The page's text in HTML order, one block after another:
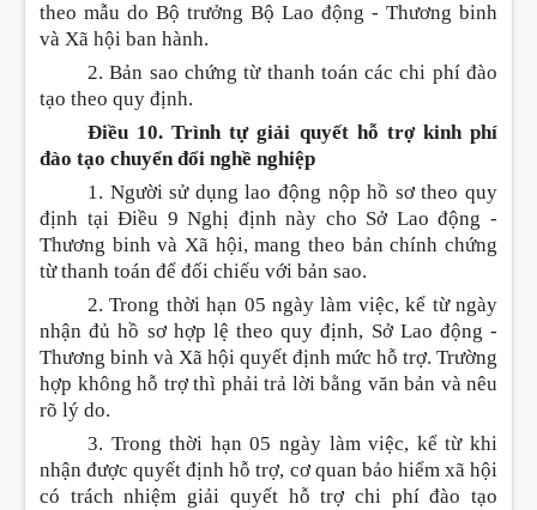
theo mẫu do Bộ trưởng Bộ Lao động - Thương binh
và Xã hội ban hành.
2. Bản sao chứng từ thanh toán các chi phí đào
tạo theo quy định.
Điều 10. Trình tự giải quyết hỗ trợ kinh phí
đào tạo chuyển đổi nghề nghiệp
1. Người sử dụng lao động nộp hồ sơ theo quy
định tạiĐiều 9 Nghị định này cho SởLao động -
Thương binh và Xã hội, mang theo bản chính chứng
từ thanh toán để đối chiếu với bản sao.
2. Trong thời hạn 05 ngày làm việc, kể từ ngày
nhận đủ hồ sơ hợp lệ theo quy định, Sở Lao động -
Thương binh và Xã hội quyết định mức hỗ trợ. Trường
hợp không hỗ trợ thì phải trả lời bằng văn bản và nêu
rõ lý do.
3. Trong thời hạn 05 ngày làm việc, kể từ khi
nhận được quyết định hỗ trợ, cơ quan bảo hiểm xã hội
có trách nhiệm giải quyết hỗ trợ chi phí đào tạo